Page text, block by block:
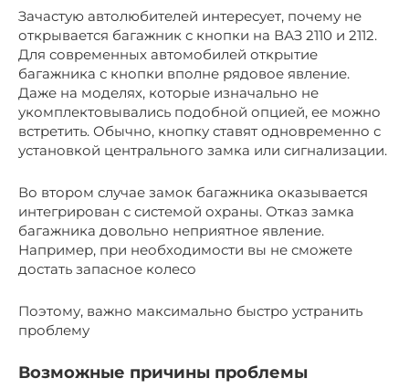
Зачастую автолюбителей интересует, почему не
открывается багажник с кнопки на ВАЗ 2110 и 2112.
Для современных автомобилей открытие
багажника с кнопки вполне рядовое явление.
Даже на моделях, которые изначально не
укомплектовывались подобной опцией, ее можно
встретить. Обычно, кнопку ставят одновременно с
установкой центрального замка или сигнализации.
Во втором случае замок багажника оказывается
интегрирован с системой охраны. Отказ замка
багажника довольно неприятное явление.
Например, при необходимости вы не сможете
достать запасное колесо
Поэтому, важно максимально быстро устранить
проблему
Возможные причины проблемы